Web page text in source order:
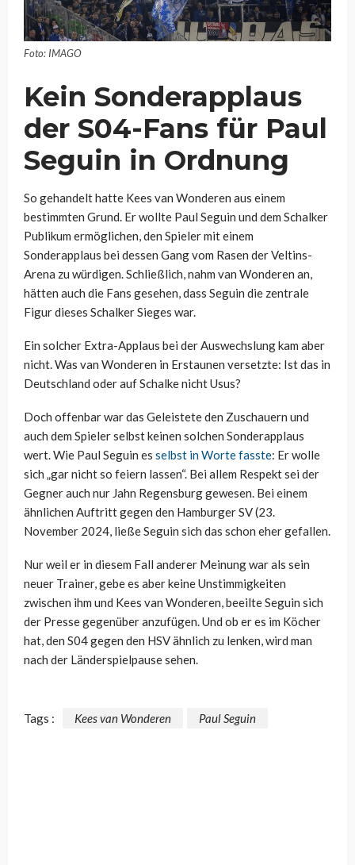
Foto: IMAGO
Kein Sonderapplaus
der S04-Fans für Paul
Seguin in Ordnung
So gehandelt hatte Kees van Wonderen aus einem
bestimmten Grund. Er wollte Paul Seguin und dem Schalker
Publikum ermöglichen, den Spieler mit einem
Sonderapplaus bei dessen Gang vom Rasen der Veltins-
Arena zu würdigen. Schließlich, nahm van Wonderen an,
hätten auch die Fans gesehen, dass Seguin die zentrale
Figur dieses Schalker Sieges war.
Ein solcher Extra-Applaus bei der Auswechslung kam aber
nicht. Was van Wonderen in Erstaunen versetzte: Ist das in
Deutschland oder auf Schalke nicht Usus?
Doch offenbar war das Geleistete den Zuschauern und
auch dem Spieler selbst keinen solchen Sonderapplaus
wert. Wie Paul Seguin es selbst in Worte fasste: Er wolle
sich „gar nicht so feiern lassen“. Bei allem Respekt sei der
Gegner auch nur Jahn Regensburg gewesen. Bei einem
ähnlichen Auftritt gegen den Hamburger SV (23.
November 2024, ließe Seguin sich das schon eher gefallen.
Nur weil er in diesem Fall anderer Meinung war als sein
neuer Trainer, gebe es aber keine Unstimmigkeiten
zwischen ihm und Kees van Wonderen, beeilte Seguin sich
der Presse gegenüber anzufügen. Und ob er es im Köcher
hat, den S04 gegen den HSV ähnlich zu lenken, wird man
nach der Länderspielpause sehen.
Tags : Kees van Wonderen Paul Seguin